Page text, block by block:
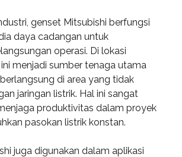
genset Mitsubishi berfungsi
daya cadangan untuk
operasi. Di lokasi
menjadi sumber tenaga utama
di area yang tidak
jaringan listrik. Hal ini sangat
produktivitas dalam proyek
pasokan listrik konstan.
juga digunakan dalam aplikasi